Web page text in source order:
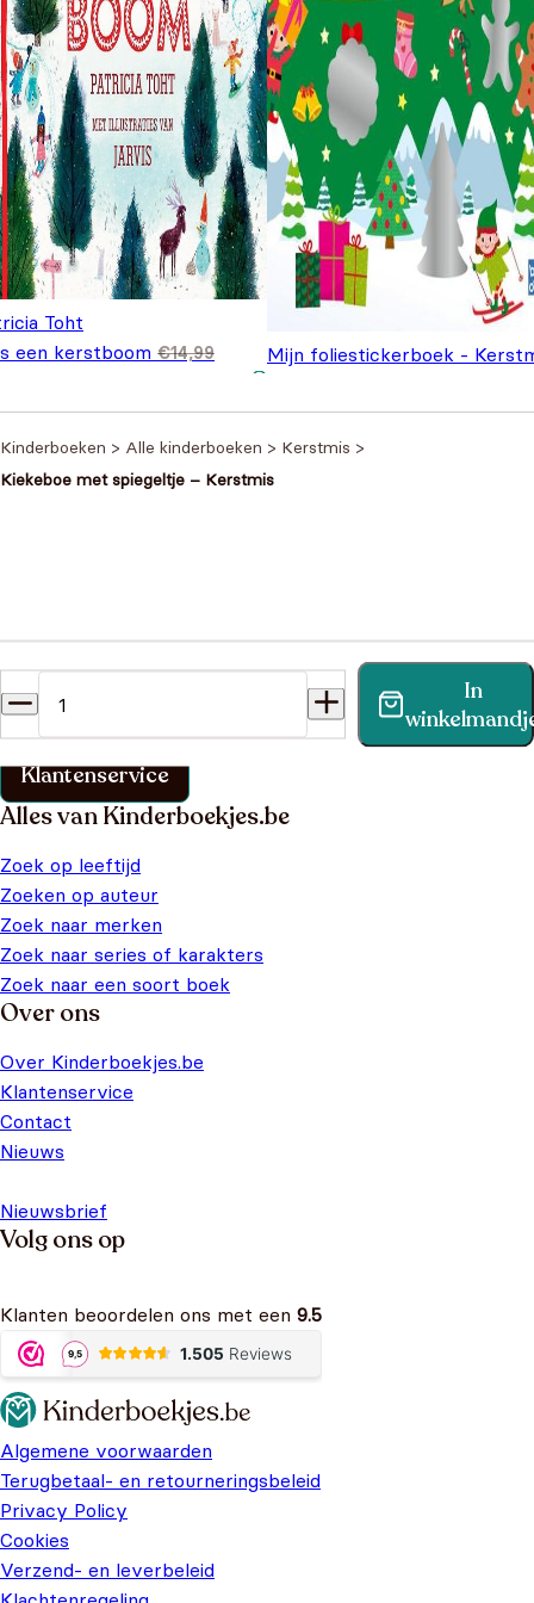
Toht
een kerstboom €14,99
Mijn foliestickerboek -
Kinderboeken > Alle kinderboeken > Kerstmis >
Kiekeboe met spiegeltje – Kerstmis
In
Vind binnen no-time antwoord op je vraag op onze
klantenservice pagina.
Klantenservice
Alles van Kinderboekjes.be
Zoek op leeftijd
Zoeken op auteur
Zoek naar merken
Zoek naar series of karakters
Zoek naar een soort boek
Over ons
Over Kinderboekjes.be
Klantenservice
Contact
Nieuws
Nieuwsbrief
Volg ons op
Klanten beoordelen ons met een 9.5
Algemene voorwaarden
Terugbetaal- en retourneringsbeleid
Privacy Policy
Cookies
Verzend- en leverbeleid